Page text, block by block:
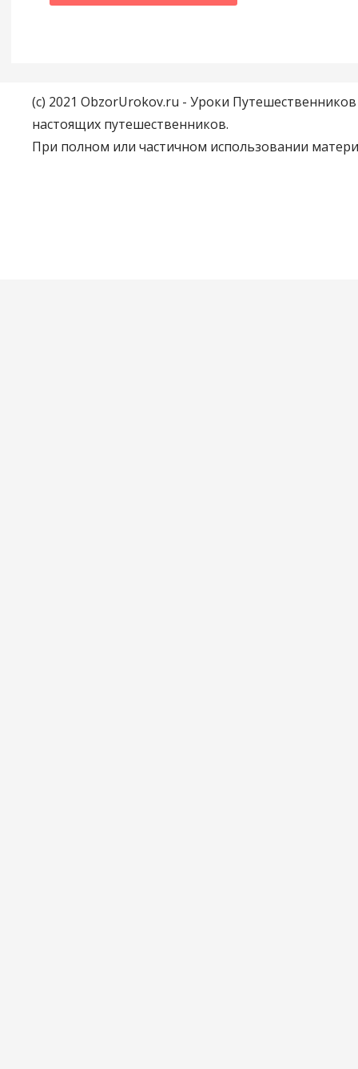
(c) 2021 ObzorUrokov.ru - Уроки
настоящих путешественников.
При полном или частичном использовании